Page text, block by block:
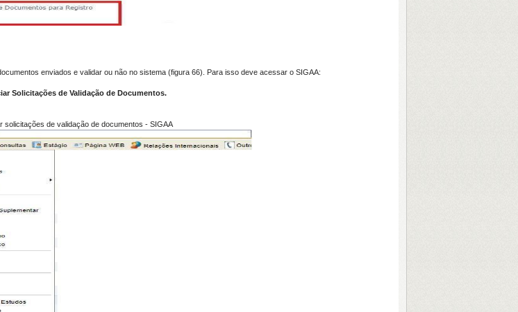
enviados e validar ou não no sistema (figura 66). Para isso deve acessar o SIGAA:
Solicitações de Validação de Documentos.
solicitações de validação de documentos - SIGAA